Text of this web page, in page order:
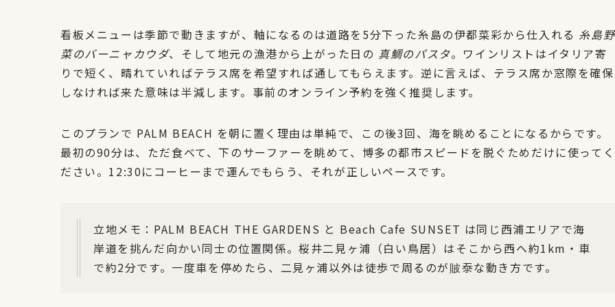
看板メニューは季節で動きますが、軸になるのは道路を5分下った糸島の伊都菜彩から仕入れる 糸島野
菜のバーニャカウダ、そして地元の漁港から上がった日の 真鯛のパスタ。ワインリストはイタリア寄
りで短く、晴れていればテラス席を希望すれば通してもらえます。逆に言えば、テラス席か窓際を確保
しなければ来た意味は半減します。事前のオンライン予約を強く推奨します。
このプランで PALM BEACH を朝に置く理由は単純で、この後3回、海を眺めることになるからです。
最初の90分は、ただ食べて、下のサーファーを眺めて、博多の都市スピードを脱ぐためだけに使ってく
ださい。12:30にコーヒーまで運んでもらう、それが正しいペースです。
立地メモ：PALM BEACH THE GARDENS と Beach Cafe SUNSET は同じ西浦エリアで海
岸道を挑んだ向かい同士の位置関係。桜井二見ヶ浦（白い鳥居）はそこから西へ約1km・車
で約2分です。一度車を停めたら、二見ヶ浦以外は徒歩で周るのが貱沗な動き方です。